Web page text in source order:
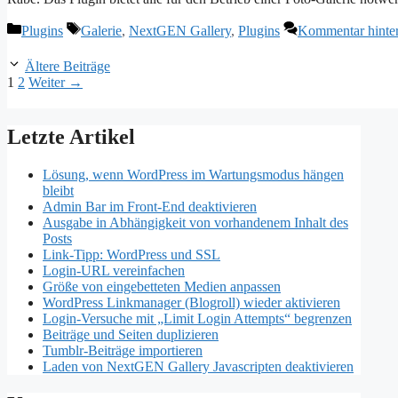
Kategorien
Plugins Schlagwörter
Galerie, NextGEN Gallery, Plugins Kommentar
Ältere Beiträge
Seite
1 Seite
2 Weiter →
Letzte Artikel
Lösung, wenn WordPress im Wartungsmodus hängen
bleibt
Admin Bar im Front-End deaktivieren
Ausgabe in Abhängigkeit von vorhandenem Inhalt des
Posts
Link-Tipp: WordPress und SSL
Login-URL vereinfachen
Größe von eingebetteten Medien anpassen
WordPress Linkmanager (Blogroll) wieder aktivieren
Login-Versuche mit „Limit Login Attempts“ begrenzen
Beiträge und Seiten duplizieren
Tumblr-Beiträge importieren
Laden von NextGEN Gallery Javascripten deaktivieren